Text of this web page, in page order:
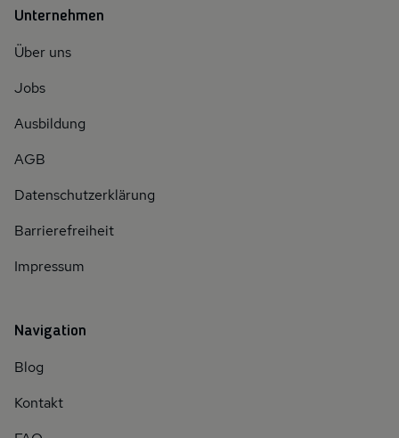
Unternehmen
Über uns
Jobs
Ausbildung
AGB
Datenschutzerklärung
Barrierefreiheit
Impressum
Navigation
Blog
Kontakt